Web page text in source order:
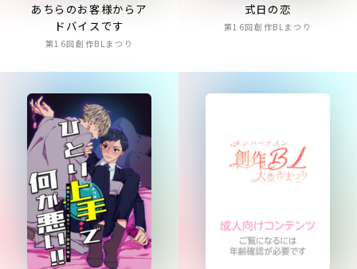
あちらのお客様からア
ドバイスです
第16回創作BLまつり
式日の恋
第16回創作BLまつり